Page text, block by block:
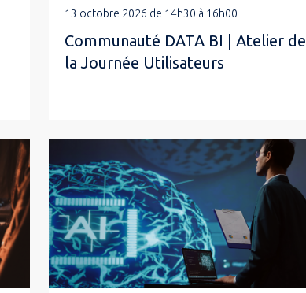
13 octobre 2026 de 14h30 à 16h00
Communauté DATA BI | Atelier de
la Journée Utilisateurs